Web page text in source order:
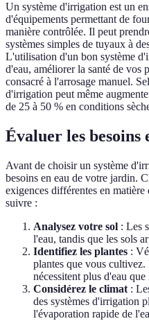
Un système d'irrigation est un
d'équipements permettant de
manière contrôlée. Il peut
systèmes simples de tuyaux à
L'utilisation d'un bon système
d'eau, améliorer la santé de vos
consacré à l'arrosage manuel.
d'irrigation peut même
de 25 à 50 % en conditions
Évaluer les
Avant de choisir un système
besoins en eau de votre jardin.
exigences différentes en
suivre :
Analysez votre sol : Les
l'eau, tandis que les sols
Identifiez les plantes :
plantes que vous cultivez.
nécessitent plus d'eau
Considérez le climat :
des systèmes d'irrigation
l'évaporation rapide de